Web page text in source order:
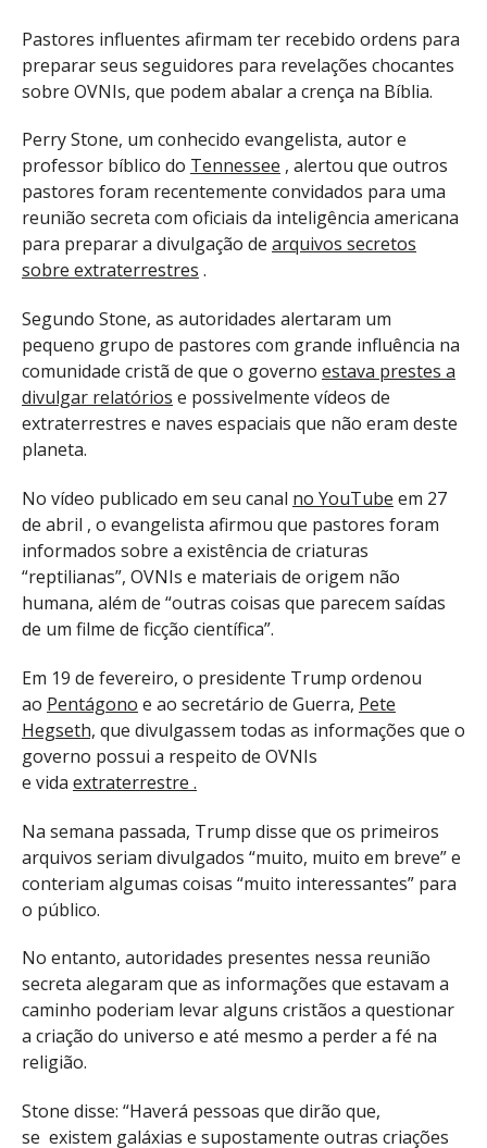
Pastores influentes afirmam ter recebido ordens para
preparar seus seguidores para revelações chocantes
sobre OVNIs, que podem abalar a crença na Bíblia.
Perry Stone, um conhecido evangelista, autor e
professor bíblico do Tennessee , alertou que outros
pastores foram recentemente convidados para uma
reunião secreta com oficiais da inteligência americana
para preparar a divulgação de arquivos secretos
sobre extraterrestres .
Segundo Stone, as autoridades alertaram um
pequeno grupo de pastores com grande influência na
comunidade cristã de que o governo estava prestes a
divulgar relatórios e possivelmente vídeos de
extraterrestres e naves espaciais que não eram deste
planeta.
No vídeo publicado em seu canal no YouTube em 27
de abril , o evangelista afirmou que pastores foram
informados sobre a existência de criaturas
“reptilianas”, OVNIs e materiais de origem não
humana, além de “outras coisas que parecem saídas
de um filme de ficção científica”.
Em 19 de fevereiro, o presidente Trump ordenou
ao Pentágono e ao secretário de Guerra, Pete
Hegseth, que divulgassem todas as informações que o
governo possui a respeito de OVNIs
e vida extraterrestre .
Na semana passada, Trump disse que os primeiros
arquivos seriam divulgados “muito, muito em breve” e
conteriam algumas coisas “muito interessantes” para
o público.
No entanto, autoridades presentes nessa reunião
secreta alegaram que as informações que estavam a
caminho poderiam levar alguns cristãos a questionar
a criação do universo e até mesmo a perder a fé na
religião.
Stone disse: “Haverá pessoas que dirão que,
se existem galáxias e supostamente outras criações